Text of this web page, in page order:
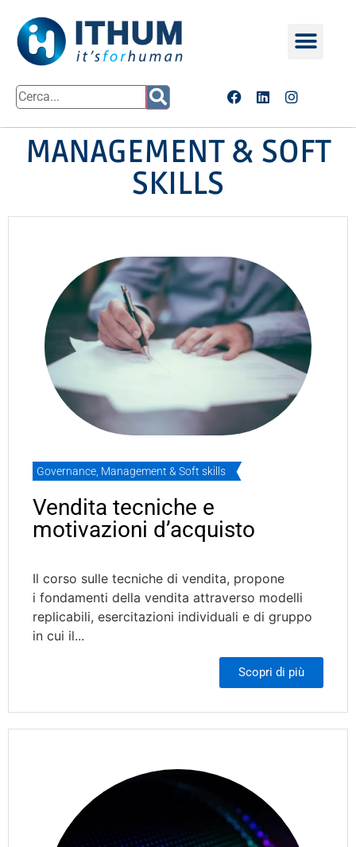
MANAGEMENT & SOFT
SKILLS
Governance Management & Soft skills
Vendita tecniche e
motivazioni d’acquisto
Il corso sulle tecniche di vendita, propone
i fondamenti della vendita attraverso modelli
replicabili, esercitazioni individuali e di gruppo
in cui il...
Scopri di più